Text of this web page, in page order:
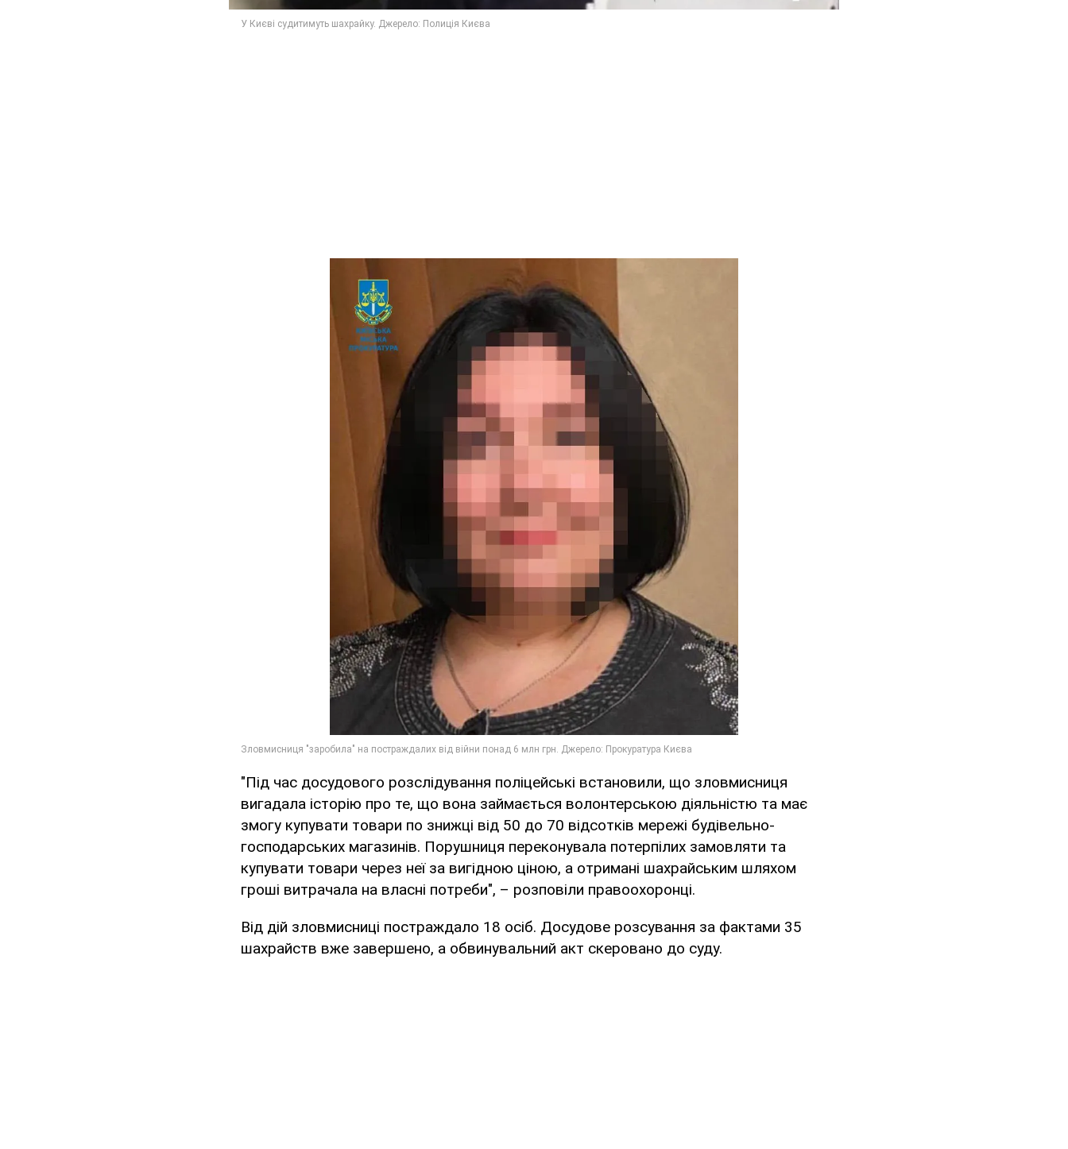
"Під час досудового розслідування поліцейські встановили, що зловмисниця
вигадала історію про те, що вона займається волонтерською діяльністю та має
змогу купувати товари по знижці від 50 до 70 відсотків мережі будівельно-
господарських магазинів. Порушниця переконувала потерпілих замовляти та
купувати товари через неї за вигідною ціною, а отримані шахрайським шляхом
гроші витрачала на власні потреби", – розповіли правоохоронці.
Від дій зловмисниці постраждало 18 осіб. Досудове розсування за фактами 35
шахрайств вже завершено, а обвинувальний акт скеровано до суду.